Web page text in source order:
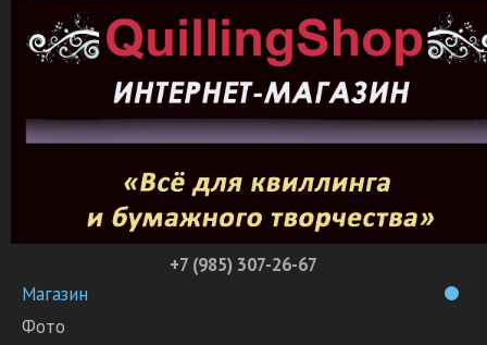
+7 (985) 307-26-67
Магазин
Фото